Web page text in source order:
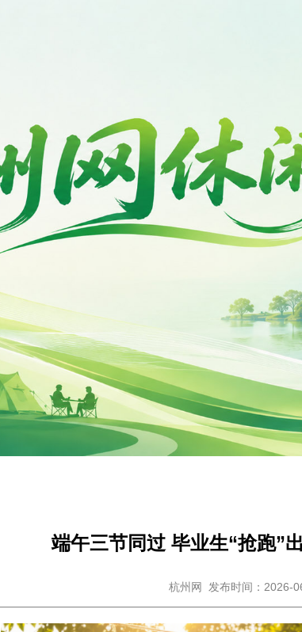
端午三节同过 毕业生“抢跑”
杭州网 发布时间：2026-